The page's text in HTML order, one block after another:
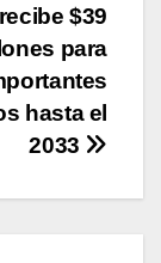
$39
para
hasta el
2033